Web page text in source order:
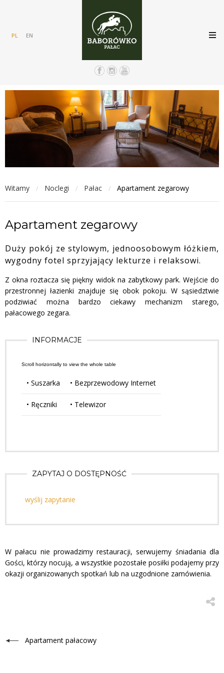
PL EN
Witamy / Noclegi / Pałac / Apartament zegarowy
Apartament zegarowy
Duży pokój ze stylowym, jednoosobowym łóżkiem,
wygodny fotel sprzyjający lekturze i relaksowi.
Z okna roztacza się piękny widok na zabytkowy park. Wejście do
przestronnej łazienki znajduje się obok pokoju. W sąsiedztwie
podziwiać można bardzo ciekawy mechanizm starego,
pałacowego zegara.
INFORMACJE
• Suszarka • Bezprzewodowy Internet
• Ręczniki • Telewizor
ZAPYTAJ O DOSTĘPNOŚĆ
wyślij zapytanie
W pałacu nie prowadzimy restauracji, serwujemy śniadania dla
Gości, którzy nocują, a wszystkie pozostałe posiłki podajemy przy
okazji organizowanych spotkań lub na uzgodnione zamówienia.
Apartament pałacowy